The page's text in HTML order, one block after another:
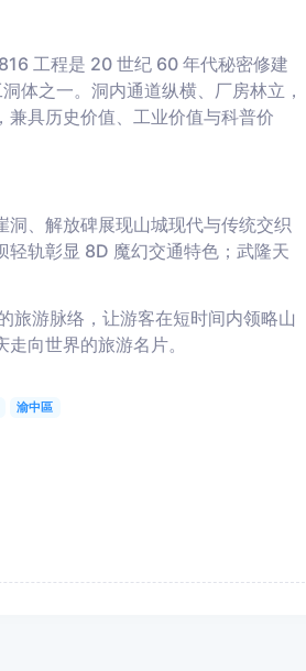
工程是 20 世纪 60 年代秘密修建
体之一。洞内通道纵横、厂房林立，
具历史价值、工业价值与科普价
、解放碑展现山城现代与传统交织
轨彰显 8D 魔幻交通特色；武隆天
旅游脉络，让游客在短时间内领略山
向世界的旅游名片。
渝中區